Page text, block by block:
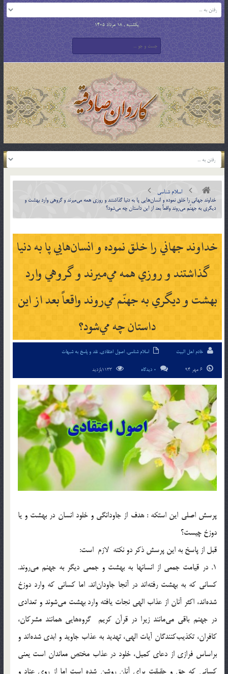
یکشنبه , 18 مرداد 1405
اسلام شناسی
خداوند جهاني را خلق نموده و انسان‌هايي پا به دنيا گذاشتند و روزي همه مي‌ميرند و گروهي وارد بهشت و
ديگري به جهنّم مي‌روند واقعاً بعد از اين داستان چه مي‌شود؟
خداوند جهاني را خلق نموده و انسان‌هايي پا به دنيا
گذاشتند و روزي همه مي‌ميرند و گروهي وارد
بهشت و ديگري به جهنّم مي‌روند واقعاً بعد از اين
داستان چه مي‌شود؟
خادم اهل البیت اسلام شناسی, اصول اعتقادی, نقد و پاسخ به شبهات
0 دیدگاه
پرسش اصلي اين استکه : هدف از جاودانگي و خلود انسان در بهشت و يا
دوزخ چيست؟
قبل از پاسخ به اين پرسش ذكر دو نكته لازم است:
1. در قيامت جمعي از انسانها به بهشت و جمعي ديگر به جهنم مي‌روند.
كساني كه به بهشت رفته‌اند در آنجا جاودان‌اند. اما كساني که وارد دوزخ
شده‌اند، اكثر آنان از عذاب الهي نجات يافته وارد بهشت مي‌شوند و تعدادي
در جهنم باقي مي‌مانند زيرا در قرآن كريم گروه‌هايي همانند مشركان،
كافران، تكذيب‌كنندگان آيات الهي، تهديد به عذاب جاويد و ابدي شده‌اند و
براساس فرازي از دعاي كميل، خلود در عذاب مختص معاندان است يعني
كساني كه حق و حقيقت براي آنان روشن شده است اما از روي عناد و